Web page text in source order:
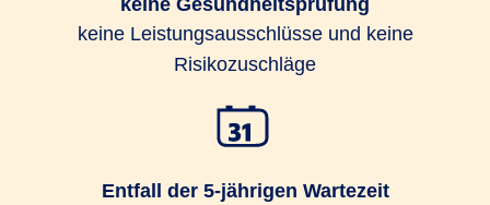
keine Gesundheitsprüfung
keine Leistungsausschlüsse und keine
Risikozuschläge
Entfall der 5-jährigen Wartezeit